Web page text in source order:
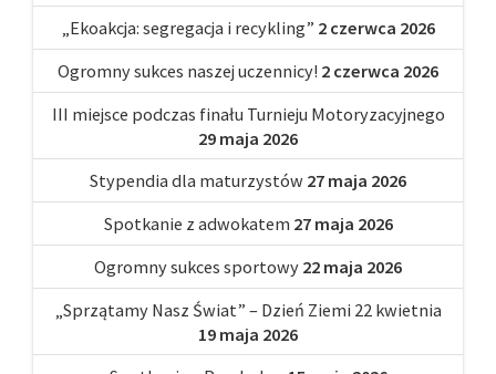
„Ekoakcja: segregacja i recykling” 2 czerwca 2026
Ogromny sukces naszej uczennicy! 2 czerwca 2026
III miejsce podczas finału Turnieju Motoryzacyjnego
29 maja 2026
Stypendia dla maturzystów 27 maja 2026
Spotkanie z adwokatem 27 maja 2026
Ogromny sukces sportowy 22 maja 2026
„Sprzątamy Nasz Świat” – Dzień Ziemi 22 kwietnia
19 maja 2026